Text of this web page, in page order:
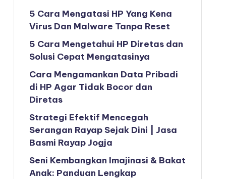
5 Cara Mengatasi HP Yang Kena
Virus Dan Malware Tanpa Reset
5 Cara Mengetahui HP Diretas dan
Solusi Cepat Mengatasinya
Cara Mengamankan Data Pribadi
di HP Agar Tidak Bocor dan
Diretas
Strategi Efektif Mencegah
Serangan Rayap Sejak Dini | Jasa
Basmi Rayap Jogja
Seni Kembangkan Imajinasi & Bakat
Anak: Panduan Lengkap